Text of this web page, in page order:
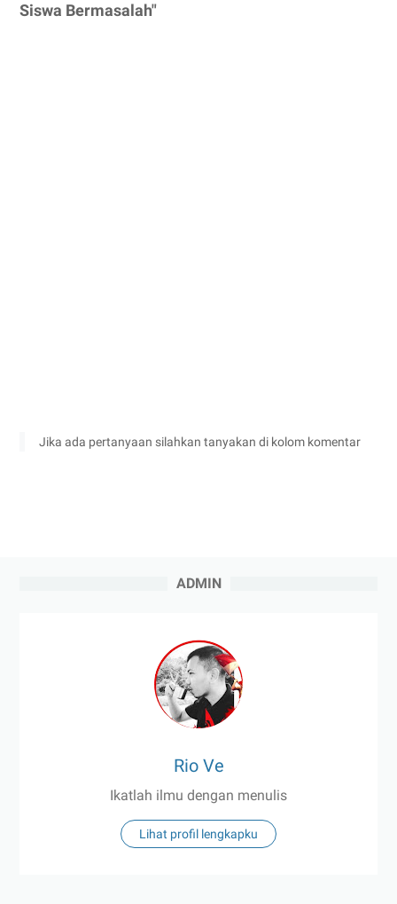
Siswa Bermasalah"
Jika ada pertanyaan silahkan tanyakan di kolom komentar
ADMIN
Rio Ve
Ikatlah ilmu dengan menulis
Lihat profil lengkapku